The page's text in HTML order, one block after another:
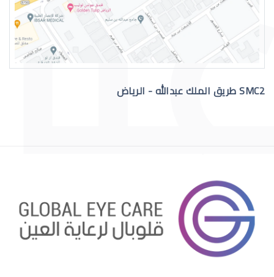
القرنية المخروطية والليزك
هل الليزك مناسب لي
SMC2 طريق الملك عبدالله - الرياض